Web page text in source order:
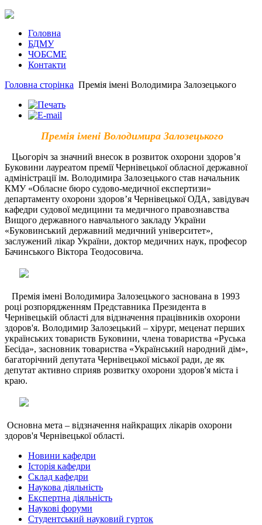
Головна
БДМУ
ЧОБСМЕ
Контакти
Головна сторінка Премія імені Володимира Залозецького
Премія імені Володимира Залозецького
Цьогоріч за значний внесок в розвиток охорони здоров’я
Буковини лауреатом премії Чернівецької обласної державної
адміністрації ім. Володимира Залозецького став начальник
КМУ «Обласне бюро судово-медичної експертизи»
департаменту охорони здоров’я Чернівецької ОДА, завідувач
кафедри судової медицини та медичного правознавства
Вищого державного навчального закладу України
«Буковинський державний медичний університет»,
заслужений лікар України, доктор медичних наук, професор
Бачинського Віктора Теодосовича.
Премія імені Володимира Залозецького заснована в 1993
році розпорядженням Представника Президента в
Чернівецькій області для відзначення працівників охорони
здоров'я. Володимир Залозецький – хірург, меценат перших
українських товариств Буковини, члена товариства «Руська
Бесіда», засновник товариства «Український народний дім»,
багаторічний депутата Чернівецької міської ради, де як
депутат активно сприяв розвитку охорони здоров'я міста і
краю.
Основна мета – відзначення найкращих лікарів охорони
здоров'я Чернівецької області.
Новини кафедри
Історія кафедри
Склад кафедри
Наукова діяльність
Експертна діяльність
Наукові форуми
Студентський науковий гурток